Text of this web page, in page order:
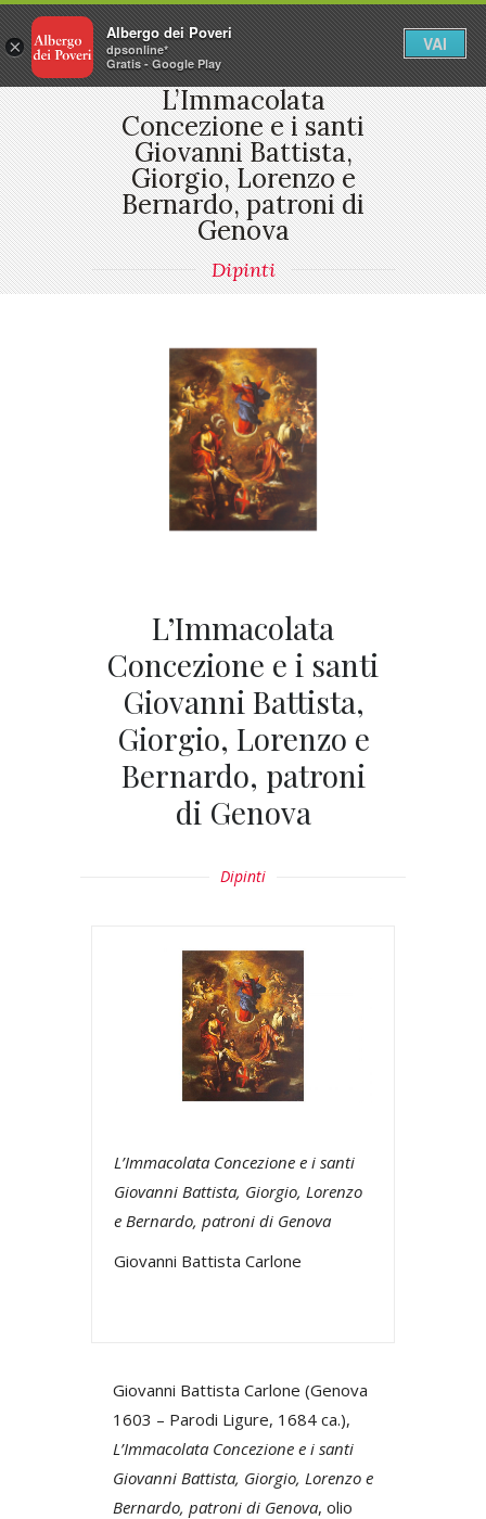
L’Immacolata
Concezione e i santi
Giovanni Battista,
Giorgio, Lorenzo e
Bernardo, patroni di
Genova
Dipinti
L’Immacolata
Concezione e i santi
Giovanni Battista,
Giorgio, Lorenzo e
Bernardo, patroni
di Genova
Dipinti
L’Immacolata Concezione e i santi
Giovanni Battista, Giorgio, Lorenzo
e Bernardo, patroni di Genova
Giovanni Battista Carlone
Giovanni Battista Carlone (Genova
1603 – Parodi Ligure, 1684 ca.),
L’Immacolata Concezione e i santi
Giovanni Battista, Giorgio, Lorenzo e
Bernardo, patroni di Genova, olio
×
Albergo dei Poveri
dpsonline*
Gratis - Google Play
VAI